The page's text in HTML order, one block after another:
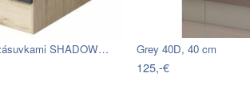
SHADOW… Grey 40D, 40 cm
125,-€